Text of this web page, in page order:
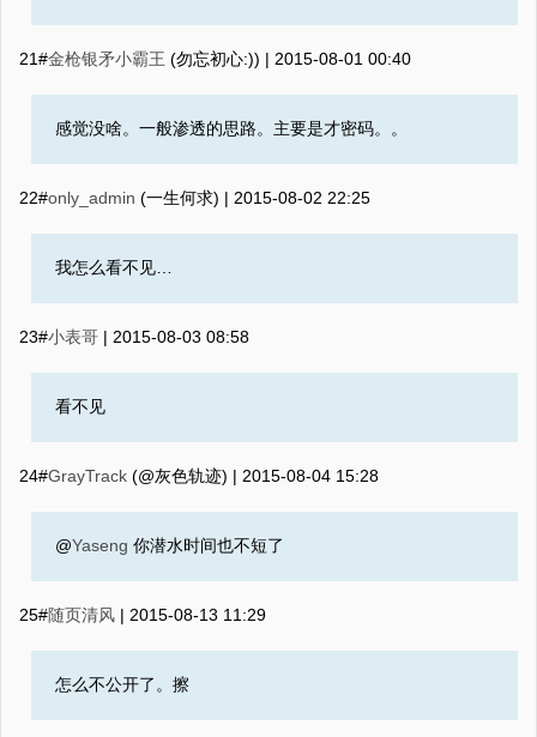
21#金枪银矛小霸王 (勿忘初心:)) | 2015-08-01 00:40
感觉没啥。一般渗透的思路。主要是才密码。。
22#only_admin (一生何求) | 2015-08-02 22:25
我怎么看不见…
23#小表哥 | 2015-08-03 08:58
看不见
24#GrayTrack (@灰色轨迹) | 2015-08-04 15:28
@Yaseng 你潜水时间也不短了
25#随页清风 | 2015-08-13 11:29
怎么不公开了。擦